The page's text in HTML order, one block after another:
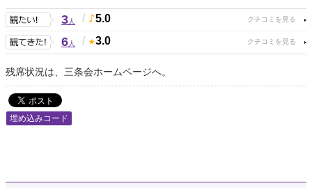
3人 / 5.0
6人 / 3.0
残席状況は、三条会ホームページへ。
埋め込みコード